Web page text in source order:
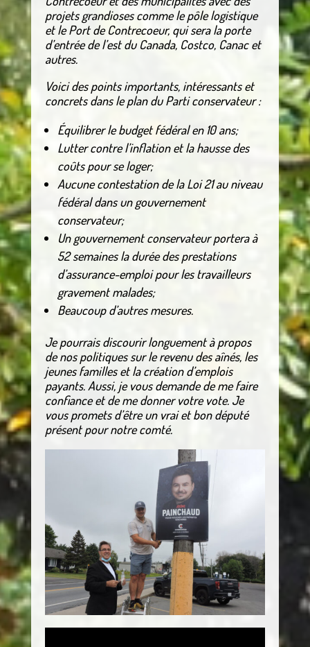
projets grandioses comme le pôle logistique
et le Port de Contrecoeur, qui sera la porte
d’entrée de l’est du Canada, Costco, Canac et
autres.
Voici des points importants, intéressants et
concrets dans le plan du Parti conservateur :
Équilibrer le budget fédéral en 10 ans;
Lutter contre l’inflation et la hausse des
coûts pour se loger;
Aucune contestation de la Loi 21 au niveau
fédéral dans un gouvernement
conservateur;
Un gouvernement conservateur portera à
52 semaines la durée des prestations
d’assurance-emploi pour les travailleurs
gravement malades;
Beaucoup d’autres mesures.
Je pourrais discourir longuement à propos
de nos politiques sur le revenu des aînés, les
jeunes familles et la création d’emplois
payants. Aussi, je vous demande de me faire
confiance et de me donner votre vote. Je
vous promets d’être un vrai et bon député
présent pour notre comté.